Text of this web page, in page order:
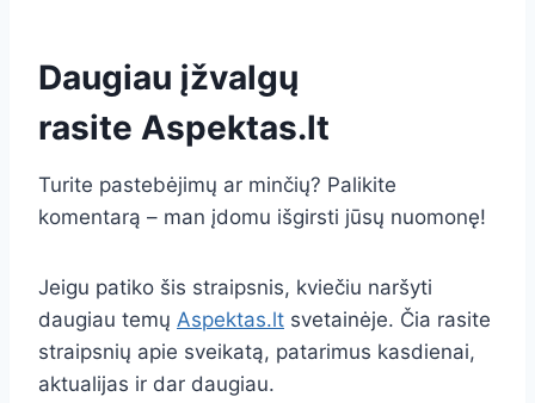
Daugiau įžvalgų
rasite Aspektas.lt
Turite pastebėjimų ar minčių? Palikite
komentarą – man įdomu išgirsti jūsų nuomonę!
Jeigu patiko šis straipsnis, kviečiu naršyti
daugiau temų Aspektas.lt svetainėje. Čia rasite
straipsnių apie sveikatą, patarimus kasdienai,
aktualijas ir dar daugiau.